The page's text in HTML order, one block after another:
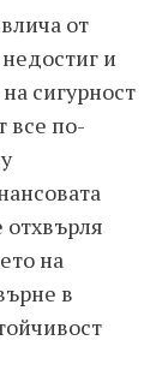
от
и
сигурност
все по-
отхвърля
на
в